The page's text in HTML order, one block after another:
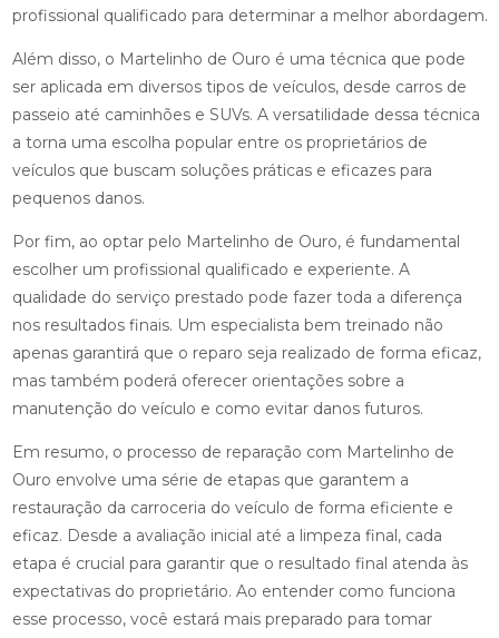
profissional qualificado para determinar a melhor abordagem.
Além disso, o Martelinho de Ouro é uma técnica que pode
ser aplicada em diversos tipos de veículos, desde carros de
passeio até caminhões e SUVs. A versatilidade dessa técnica
a torna uma escolha popular entre os proprietários de
veículos que buscam soluções práticas e eficazes para
pequenos danos.
Por fim, ao optar pelo Martelinho de Ouro, é fundamental
escolher um profissional qualificado e experiente. A
qualidade do serviço prestado pode fazer toda a diferença
nos resultados finais. Um especialista bem treinado não
apenas garantirá que o reparo seja realizado de forma eficaz,
mas também poderá oferecer orientações sobre a
manutenção do veículo e como evitar danos futuros.
Em resumo, o processo de reparação com Martelinho de
Ouro envolve uma série de etapas que garantem a
restauração da carroceria do veículo de forma eficiente e
eficaz. Desde a avaliação inicial até a limpeza final, cada
etapa é crucial para garantir que o resultado final atenda às
expectativas do proprietário. Ao entender como funciona
esse processo, você estará mais preparado para tomar